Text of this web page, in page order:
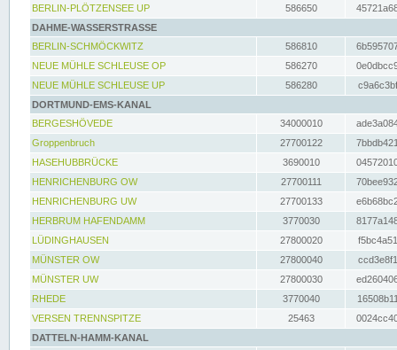
BERLIN-PLÖTZENSEE UP
586650
DAHME-WASSERSTRASSE
BERLIN-SCHMÖCKWITZ
586810
NEUE MÜHLE SCHLEUSE OP
586270
NEUE MÜHLE SCHLEUSE UP
586280
DORTMUND-EMS-KANAL
BERGESHÖVEDE
34000010
Groppenbruch
27700122
HASEHUBBRÜCKE
3690010
HENRICHENBURG OW
27700111
HENRICHENBURG UW
27700133
HERBRUM HAFENDAMM
3770030
LÜDINGHAUSEN
27800020
MÜNSTER OW
27800040
MÜNSTER UW
27800030
RHEDE
3770040
VERSEN TRENNSPITZE
25463
DATTELN-HAMM-KANAL